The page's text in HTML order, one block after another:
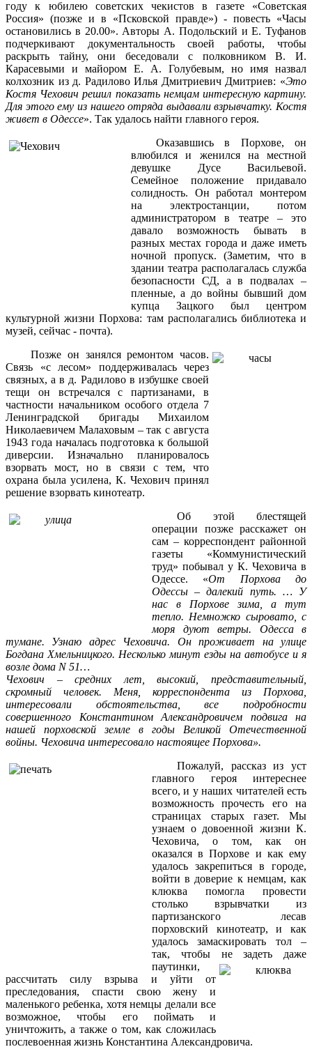
году к юбилею советских чекистов в газете «Советская
Россия» (позже и в «Псковской правде») - повесть «Часы
остановились в 20.00». Авторы А. Подольский и Е. Туфанов
подчеркивают документальность своей работы, чтобы
раскрыть тайну, они беседовали с полковником В. И.
Карасевыми и майором Е. А. Голубевым, но имя назвал
колхозник из д. Радилово Илья Дмитриевич Дмитриев: «Это
Костя Чехович решил показать немцам интересную картину.
Для этого ему из нашего отряда выдавали взрывчатку. Костя
живет в Одессе». Так удалось найти главного героя.
Оказавшись в Порхове, он
влюбился и женился на местной
девушке Дусе Васильевой.
Семейное положение придавало
солидность. Он работал монтером
на электростанции, потом
администратором в театре – это
давало возможность бывать в
разных местах города и даже иметь
ночной пропуск. (Заметим, что в
здании театра располагалась служба
безопасности СД, а в подвалах –
пленные, а до войны бывший дом
купца Зацкого был центром
культурной жизни Порхова: там располагались библиотека и
музей, сейчас - почта).
Позже он занялся ремонтом часов.
Связь «с лесом» поддерживалась через
связных, а в д. Радилово в избушке своей
тещи он встречался с партизанами, в
частности начальником особого отдела 7
Ленинградской бригады Михаилом
Николаевичем Малаховым – так с августа
1943 года началась подготовка к большой
диверсии. Изначально планировалось
взорвать мост, но в связи с тем, что
охрана была усилена, К. Чехович принял
решение взорвать кинотеатр.
Об этой блестящей
операции позже расскажет он
сам – корреспондент районной
газеты «Коммунистический
труд» побывал у К. Чеховича в
Одессе. «От Порхова до
Одессы – далекий путь. … У
нас в Порхове зима, а тут
тепло. Немножко сыровато, с
моря дуют ветры. Одесса в
тумане. Узнаю адрес Чеховича. Он проживает на улице
Богдана Хмельницкого. Несколько минут езды на автобусе и я
возле дома N 51…
Чехович – средних лет, высокий, представительный,
скромный человек. Меня, корреспондента из Порхова,
интересовали обстоятельства, все подробности
совершенного Константином Александровичем подвига на
нашей порховской земле в годы Великой Отечественной
войны. Чеховича интересовало настоящее Порхова».
Пожалуй, рассказ из уст
главного героя интереснее
всего, и у наших читателей есть
возможность прочесть его на
страницах старых газет. Мы
узнаем о довоенной жизни К.
Чеховича, о том, как он
оказался в Порхове и как ему
удалось закрепиться в городе,
войти в доверие к немцам, как
клюква помогла провести
столько взрывчатки из
партизанского лесав
порховский кинотеатр, и как
удалось замаскировать тол –
так, чтобы не задеть даже
паутинки,
рассчитать силу взрыва и уйти от
преследования, спасти свою жену и
маленького ребенка, хотя немцы делали все
возможное, чтобы его поймать и
уничтожить, а также о том, как сложилась
послевоенная жизнь Константина Александровича.